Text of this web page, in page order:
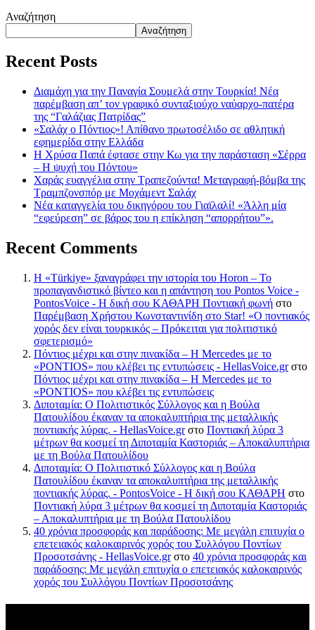
Αναζήτηση
Αναζήτηση
Recent Posts
Διαμάχη για την Παναγία Σουμελά στην Τουρκία! Νέα
παρέμβαση απ’ τον γραφικό συνταξιούχο ναύαρχο-πατέρα
της “Γαλάζιας Πατρίδας”
«Σαλάχ ο Πόντιος»! Απίθανο πρωτοσέλιδο σε αθλητική
εφημερίδα στην Ελλάδα
Η Χρύσα Παπά έφτασε στην Κω για την παράσταση «Σέρρα
– Η ψυχή του Πόντου»
Χαράς ευαγγέλια στην Τραπεζούντα! Μεταγραφή-βόμβα της
Τραμπζονσπόρ με Μοχάμεντ Σαλάχ
Νέα καταγγελία του δικηγόρου του Γιαϊλαλί! «Άλλη μία
“εφεύρεση” σε βάρος του η επίκληση “απορρήτου”».
Recent Comments
Η «Türkiye» ξαναγράφει την ιστορία του Horon – Το
προπαγανδιστικό βίντεο και η απάντηση του Pontos Voice -
PontosVoice - H δική σου ΚΑΘΑΡΗ Ποντιακή φωνή στο
Παρέμβαση Χρήστου Κωνσταντινίδη στο Star! «Ο ποντιακός
χορός δεν είναι τουρκικός – Πρόκειται για πολιτιστικό
σφετερισμό»
Πόντιος μέχρι και στην πινακίδα – Η Mercedes με το
«PONTIOS» που κλέβει τις εντυπώσεις - HellasVoice.grστο
Πόντιος μέχρι και στην πινακίδα – Η Mercedes με το
«PONTIOS» που κλέβει τις εντυπώσεις
Διποταμία: Ο Πολιτιστικός Σύλλογος και η Βούλα
Πατουλίδου έκαναν τα αποκαλυπτήρια της μεταλλικής
ποντιακής λύρας. - HellasVoice.grστο Ποντιακή λύρα 3
μέτρων θα κοσμεί τη Διποταμία Καστοριάς – Αποκαλυπτήρια
με τη Βούλα Πατουλίδου
Διποταμία: Ο Πολιτιστικό Σύλλογος και η Βούλα
Πατουλίδου έκαναν τα αποκαλυπτήρια της μεταλλικής
ποντιακής λύρας. - PontosVoice - H δική σου ΚΑΘΑΡΗ στο
Ποντιακή λύρα 3 μέτρων θα κοσμεί τη Διποταμία Καστοριάς
– Αποκαλυπτήρια με τη Βούλα Πατουλίδου
40 χρόνια προσφοράς και παράδοσης: Με μεγάλη επιτυχία ο
επετειακός καλοκαιρινός χορός του Συλλόγου Ποντίων
Προσοτσάνης - HellasVoice.grστο 40 χρόνια προσφοράς και
παράδοσης: Με μεγάλη επιτυχία ο επετειακός καλοκαιρινός
χορός του Συλλόγου Ποντίων Προσοτσάνης